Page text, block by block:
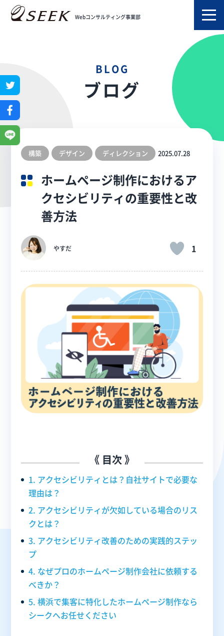
Webコンサルティング事業部
TOP
ホームページ制作におけるアクセシビリティの重要性と改善方法
BLOG
ブログ
構築 デザイン ディレクション 2025.07.28
ホームページ制作におけるア
クセシビリティの重要性と改
善方法
やすだ 1
《 目次 》
1. アクセシビリティとは？自社サイトで必要な
理由は？
2. アクセシビリティが欠如している場合のリス
クとは？
3. アクセシビリティ改善のための実践的ステッ
プ
4. なぜプロのホームページ制作会社に依頼する
べきか？
5. 横浜で集客に特化したホームページ制作なら
シークへお任せください